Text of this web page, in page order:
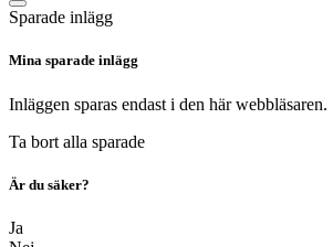
Sparade inlägg
Mina sparade inlägg
Inläggen sparas endast i den här webbläsaren.
Ta bort alla sparade
Är du säker?
Ja